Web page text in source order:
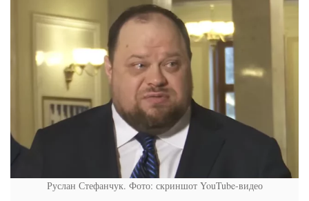
Руслан Стефанчук. Фото: скриншот YouTube-видео